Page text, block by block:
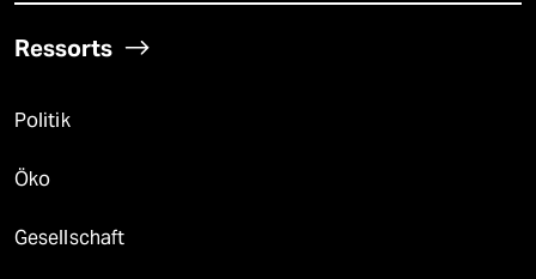
Ressorts
Politik
Öko
Gesellschaft